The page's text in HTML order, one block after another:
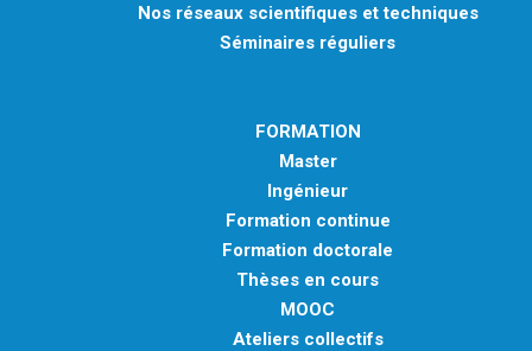
Nos réseaux scientifiques et techniques
Séminaires réguliers
FORMATION
Master
Ingénieur
Formation continue
Formation doctorale
Thèses en cours
MOOC
Ateliers collectifs